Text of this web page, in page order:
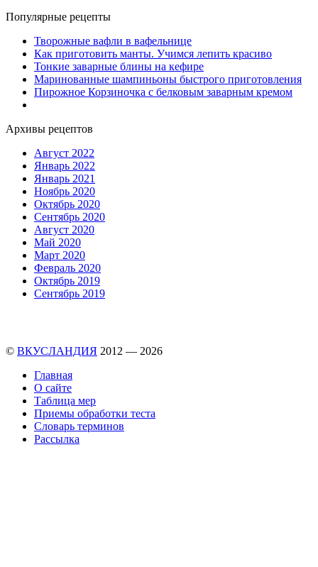
Популярные рецепты
Творожные вафли в вафельнице
Как приготовить манты. Учимся лепить красиво
Тонкие заварные блины на кефире
Маринованные шампиньоны быстрого приготовления
Пирожное Корзиночка с белковым заварным кремом
Архивы рецептов
Август 2022
Январь 2022
Январь 2021
Ноябрь 2020
Октябрь 2020
Сентябрь 2020
Август 2020
Май 2020
Март 2020
Февраль 2020
Октябрь 2019
Сентябрь 2019
© ВКУСЛАНДИЯ 2012 — 2026
Главная
О сайте
Таблица мер
Приемы обработки теста
Словарь терминов
Рассылка